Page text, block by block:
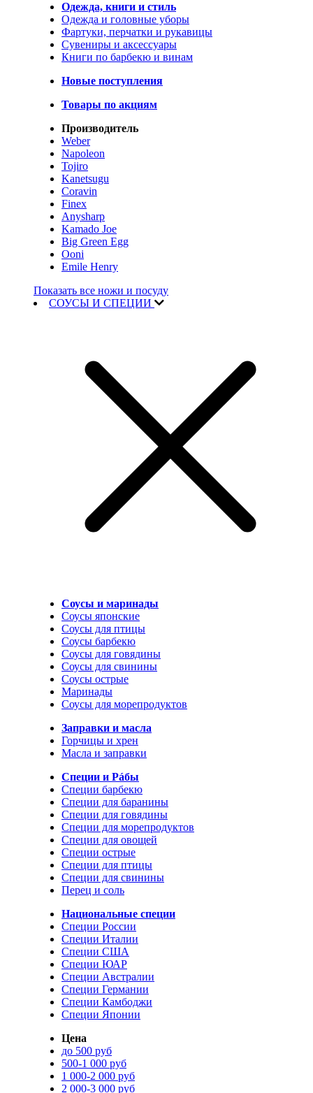
Одежда, книги и стиль
Одежда и головные уборы
Фартуки, перчатки и рукавицы
Сувениры и аксессуары
Книги по барбекю и винам
Новые поступления
Товары по акциям
Производитель
Weber
Napoleon
Tojiro
Kanetsugu
Coravin
Finex
Anysharp
Kamado Joe
Big Green Egg
Ooni
Emile Henry
Показать все ножи и посуду
СОУСЫ И СПЕЦИИ
Соусы и маринады
Соусы японские
Соусы для птицы
Соусы барбекю
Соусы для говядины
Соусы для свинины
Соусы острые
Маринады
Соусы для морепродуктов
Заправки и масла
Горчицы и хрен
Масла и заправки
Специи и Рáбы
Специи барбекю
Специи для баранины
Специи для говядины
Специи для морепродуктов
Специи для овощей
Специи острые
Специи для птицы
Специи для свинины
Перец и соль
Национальные специи
Специи России
Специи Италии
Специи США
Специи ЮАР
Специи Австралии
Специи Германии
Специи Камбоджи
Специи Японии
Цена
до 500 руб
500-1 000 руб
1 000-2 000 руб
2 000-3 000 руб